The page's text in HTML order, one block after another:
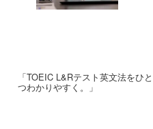
「TOEIC L&Rテスト英文法をひ
つわかりやすく。」